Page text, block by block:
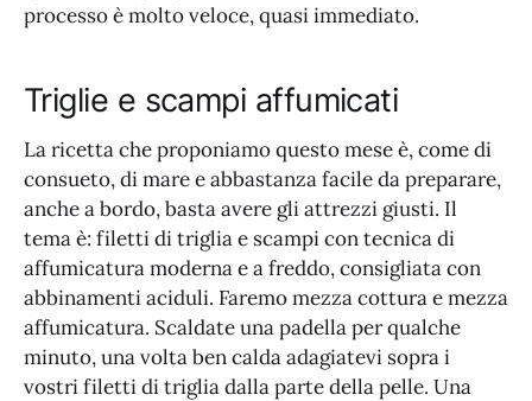
processo è molto veloce, quasi immediato.
Triglie e scampi affumicati
La ricetta che proponiamo questo mese è, come di
consueto, di mare e abbastanza facile da preparare,
anche a bordo, basta avere gli attrezzi giusti. Il
tema è: filetti di triglia e scampi con tecnica di
affumicatura moderna e a freddo, consigliata con
abbinamenti aciduli. Faremo mezza cottura e mezza
affumicatura. Scaldate una padella per qualche
minuto, una volta ben calda adagiatevi sopra i
vostri filetti di triglia dalla parte della pelle. Una